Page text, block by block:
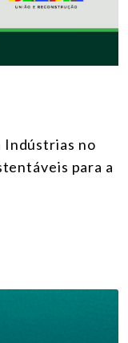
Indústrias no
para a